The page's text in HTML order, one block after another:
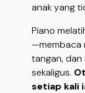
anak yang
Piano
—membaca
tangan, dan
sekaligus.
setiap kali